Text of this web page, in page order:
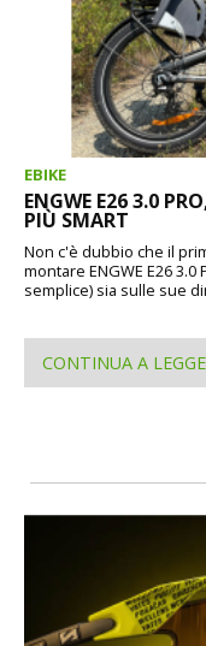
EBIKE
ENGWE E26 3.0
PIÙ SMART
Non c'è dubbio che il
montare ENGWE E26
semplice) sia sulle sue
CONTINUA A